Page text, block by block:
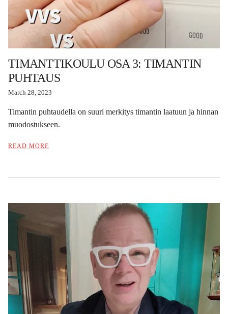
TIMANTTIKOULU OSA 3: TIMANTIN
PUHTAUS
March 28, 2023
Timantin puhtaudella on suuri merkitys timantin laatuun ja hinnan
muodostukseen.
READ MORE